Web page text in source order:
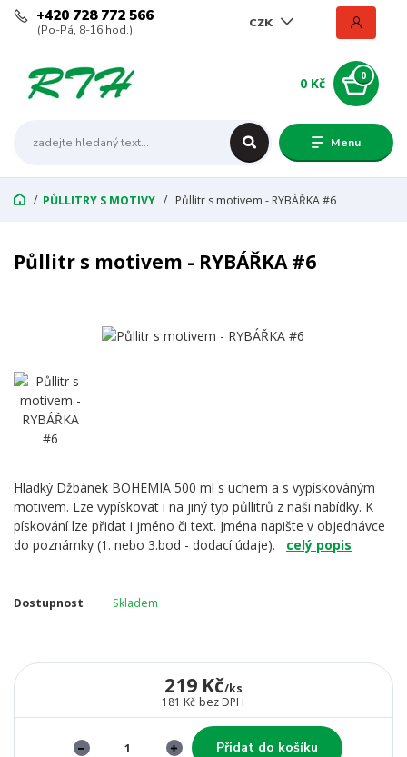
Menu
CZK
+420 728 772 566
(Po-Pá, 8-16 hod.)
0
0 Kč
PŮLLITRY S MOTIVY Půllitr s motivem - RYBÁŘKA #6
Půllitr s motivem - RYBÁŘKA #6
Hladký Džbánek BOHEMIA 500 ml s uchem a s vypískováným
motivem. Lze vypískovat i na jiný typ půllitrů z naši nabídky. K
pískování lze přidat i jméno či text. Jména napište v objednávce
do poznámky (1. nebo 3.bod - dodací údaje). celý popis
Dostupnost Skladem
219 Kč/ks
181 Kč bez DPH
Přidat do košíku